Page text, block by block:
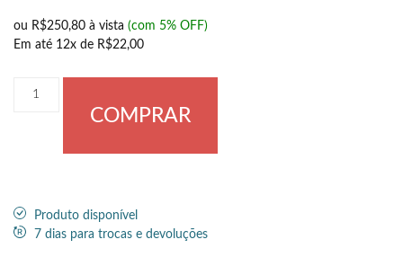
ou R$250,80 à vista (com 5% OFF)
Em até 12x de R$22,00
COMPRAR
Produto disponível
7 dias para trocas e devoluções